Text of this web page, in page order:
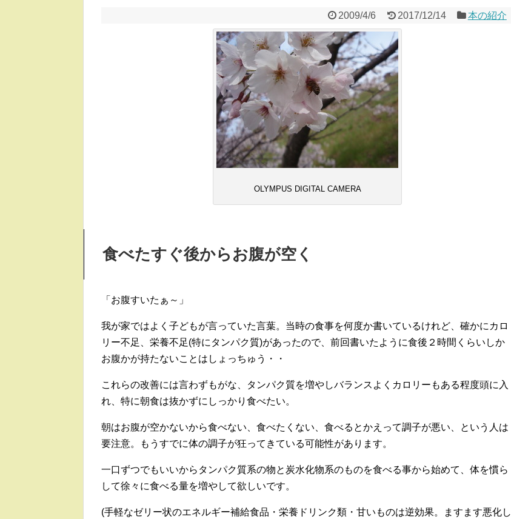
2009/4/6 2017/12/14 本の紹介
OLYMPUS DIGITAL CAMERA
食べたすぐ後からお腹が空く
「お腹すいたぁ～」
我が家ではよく子どもが言っていた言葉。当時の食事を何度か書いているけれど、確かにカロ
リー不足、栄養不足(特にタンパク質)があったので、前回書いたように食後２時間くらいしか
お腹かが持たないことはしょっちゅう・・
これらの改善には言わずもがな、タンパク質を増やしバランスよくカロリーもある程度頭に入
れ、特に朝食は抜かずにしっかり食べたい。
朝はお腹が空かないから食べない、食べたくない、食べるとかえって調子が悪い、という人は
要注意。もうすでに体の調子が狂ってきている可能性があります。
一口ずつでもいいからタンパク質系の物と炭水化物系のものを食べる事から始めて、体を慣ら
して徐々に食べる量を増やして欲しいです。
(手軽なゼリー状のエネルギー補給食品・栄養ドリンク類・甘いものは逆効果。ますます悪化し